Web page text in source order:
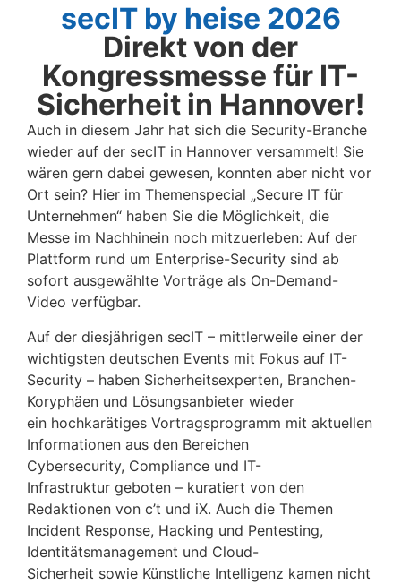
secIT by heise 2026
Direkt von der
Kongressmesse für IT-
Sicherheit in Hannover!
Auch in diesem Jahr hat sich die Security-Branche
wieder auf der secIT in Hannover versammelt! Sie
wären gern dabei gewesen, konnten aber nicht vor
Ort sein? Hier im Themenspecial „Secure IT für
Unternehmen“ haben Sie die Möglichkeit, die
Messe im Nachhinein noch mitzuerleben: Auf der
Plattform rund um Enterprise-Security sind ab
sofort ausgewählte Vorträge als On-Demand-
Video verfügbar.
Auf der diesjährigen secIT – mittlerweile einer der
wichtigsten deutschen Events mit Fokus auf IT-
Security – haben Sicherheitsexperten, Branchen-
Koryphäen und Lösungsanbieter wieder
ein hochkarätiges Vortragsprogramm mit aktuellen
Informationen aus den Bereichen
Cybersecurity, Compliance und IT-
Infrastruktur geboten – kuratiert von den
Redaktionen von c’t und iX. Auch die Themen
Incident Response, Hacking und Pentesting,
Identitätsmanagement und Cloud-
Sicherheit sowie Künstliche Intelligenz kamen nicht